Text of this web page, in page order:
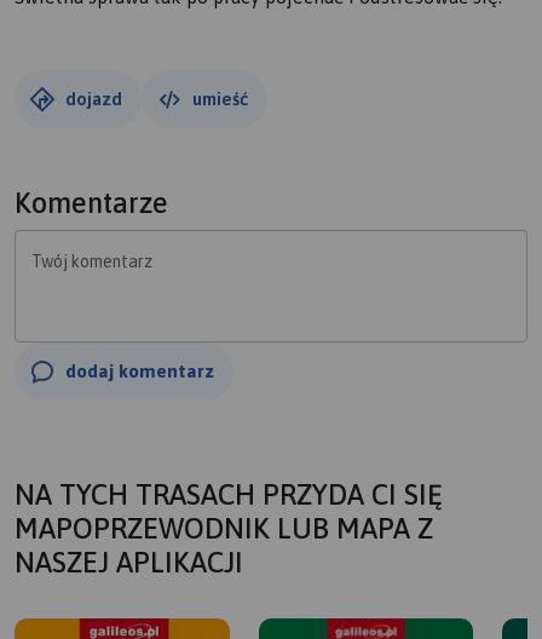
dojazd umieść
Komentarze
Twój komentarz
dodaj komentarz
NA TYCH TRASACH PRZYDA CI SIĘ
MAPOPRZEWODNIK LUB MAPA Z
NASZEJ APLIKACJI